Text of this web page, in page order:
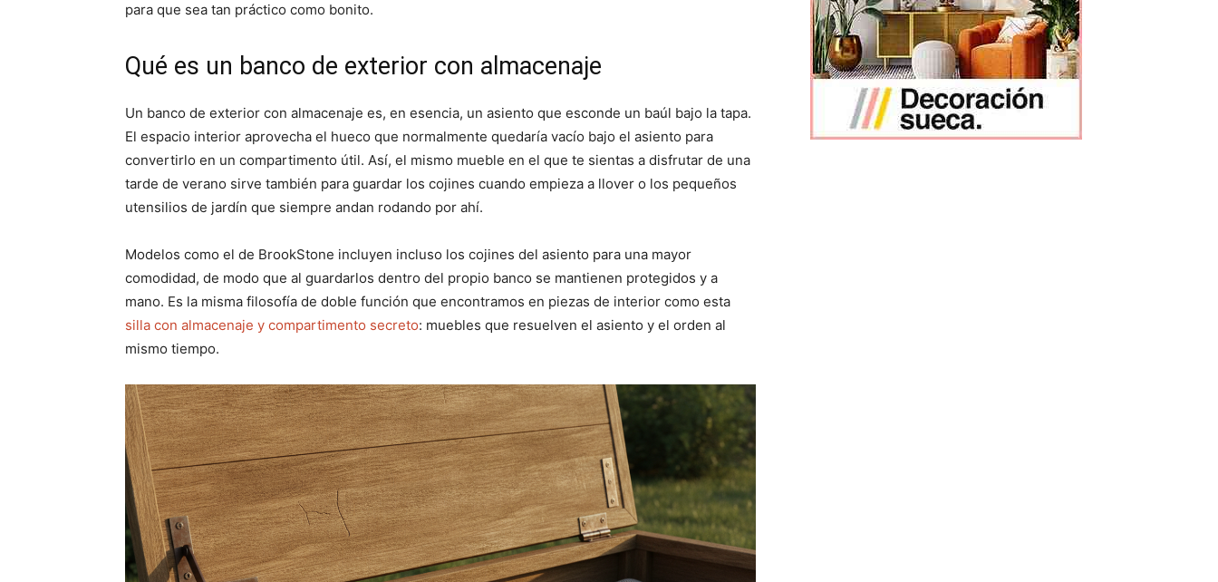
para que sea tan práctico como bonito.
Qué es un banco de exterior con almacenaje
Un banco de exterior con almacenaje es, en esencia, un asiento que esconde un baúl bajo la tapa.
El espacio interior aprovecha el hueco que normalmente quedaría vacío bajo el asiento para
convertirlo en un compartimento útil. Así, el mismo mueble en el que te sientas a disfrutar de una
tarde de verano sirve también para guardar los cojines cuando empieza a llover o los pequeños
utensilios de jardín que siempre andan rodando por ahí.
Modelos como el de BrookStone incluyen incluso los cojines del asiento para una mayor
comodidad, de modo que al guardarlos dentro del propio banco se mantienen protegidos y a
mano. Es la misma filosofía de doble función que encontramos en piezas de interior como esta
silla con almacenaje y compartimento secreto: muebles que resuelven el asiento y el orden al
mismo tiempo.